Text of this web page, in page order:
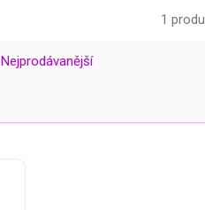
1
Nejprodávanější